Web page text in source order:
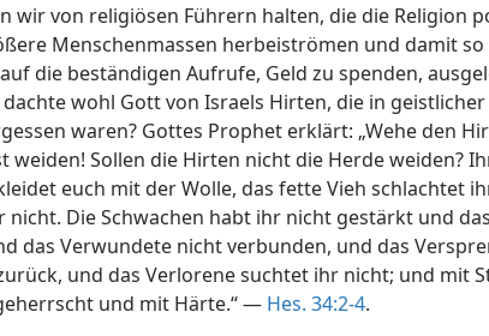
wir von religiösen Führern halten, die die Religion
Menschenmassen herbeiströmen und damit so
die beständigen Aufrufe, Geld zu spenden,
dachte wohl Gott von Israels Hirten, die in
waren? Gottes Prophet erklärt: „Wehe den
weiden! Sollen die Hirten nicht die Herde weiden?
euch mit der Wolle, das fette Vieh schlachtet
nicht. Die Schwachen habt ihr nicht gestärkt und
das Verwundete nicht verbunden, und das
und das Verlorene suchtet ihr nicht; und mit
und mit Härte.“ — Hes. 34:2-4.